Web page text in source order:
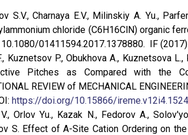
S.V., Charnaya E.V., Milinskiy A. Yu.,
chloride (C6H16ClN) organic
01411594.2017.1378880. IF (2017)
Kuznetsov P., Obukhova A., Kuznetsova
Pitches as Compared with the
REVIEW of MECHANICAL
https://doi.org/10.15866/
Orlov Yu., Kazak N., Fedorov A.,
S. Effect of A-Site Cation Ordering on